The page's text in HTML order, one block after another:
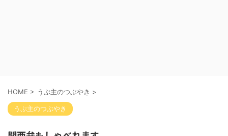
HOME > うぷ主のつぶやき >
うぷ主のつぶやき